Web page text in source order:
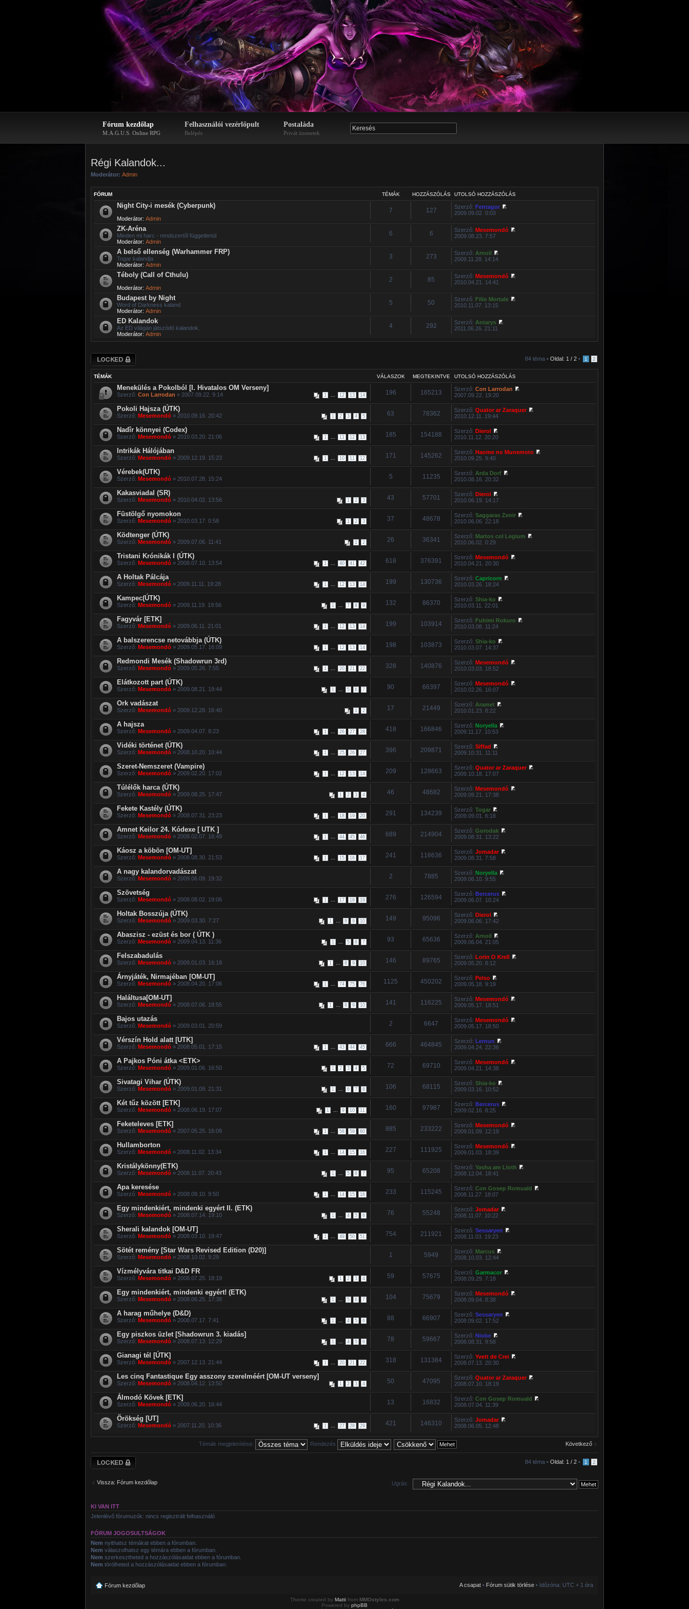
Fórum kezdőlap
M.A.G.U.S. Online RPG
Felhasználói vezérlőpult
Belépés
Postaláda
Privát üzenetek
Régi Kalandok...
Moderátor: Admin
FÓRUM TÉMÁK HOZZÁSZÓLÁS UTOLSÓ HOZZÁSZÓLÁS
Night City-i mesék (Cyberpunk)
Moderátor: Admin
7 127 Szerző:Fentagor
2009.09.02. 0:03
ZK-Aréna
Minden mi harc - rendszertől függetlenül
Moderátor: Admin
6 6 Szerző:Mesemondó
2009.08.23. 7:57
A belső ellenség (Warhammer FRP)
Togar kalandja
Moderátor: Admin
3 273 Szerző: Arnoil
2009.11.28. 14:14
Téboly (Call of Cthulu)
Moderátor: Admin
2 85 Szerző:Mesemondó
2010.04.21. 14:41
Budapest by Night
Word of Darkness kaland
Moderátor: Admin
5 50 Szerző: Filio Mortale
2010.11.07. 13:15
ED Kalandok
Az ED világán játszódó kalandok.
Moderátor: Admin
4 292 Szerző: Antarys
2011.06.26. 21:11
Lezárt fórum 84 téma • Oldal: 1 / 2 • 1 2
TÉMÁK VÁLASZOK MEGTEKINTVE UTOLSÓ HOZZÁSZÓLÁS
Menekülés a Pokolból [I. Hivatalos OM Verseny]
1 12 13 14
Szerző: Con Larrodan » 2007.09.22. 9:14 196 165213 Szerző:Con Larrodan
2007.09.22. 19:20
Pokoli Hajsza (ÚTK)
1 2 3 4 5
Szerző: Mesemondó » 2010.09.16. 20:42 63 78362 Szerző:Quator ar Zaraquer
2010.12.11. 19:44
Nadîr könnyei (Codex)
1 11 12 13
Szerző: Mesemondó » 2010.03.20. 21:06 185 154188 Szerző:Dierol
2010.11.12. 20:20
Intrikák Hálójában
1 10 11 12
Szerző: Mesemondó » 2009.12.19. 15:23 171 145262 Szerző:Haome no Munemoto
2010.09.25. 9:40
Vérebek(UTK)
Szerző: Mesemondó » 2010.07.28. 15:24 5 11235 Szerző: Arda Dorf
2010.08.16. 20:32
Kakasviadal (SR)
1 2 3
Szerző: Mesemondó » 2010.04.02. 13:56 43 57701 Szerző:Dierol
2010.06.19. 14:17
Füstölgő nyomokon
1 2 3
Szerző: Mesemondó » 2010.03.17. 0:58 37 48678 Szerző:Saggaras Zenir
2010.06.06. 22:18
Ködtenger (ÚTK)
1 2
Szerző: Mesemondó » 2009.07.06. 11:41 26 36341 Szerző: Martos col Legium
2010.06.02. 0:29
Tristani Krónikák I (ÚTK)
1 40 41 42
Szerző: Mesemondó » 2008.07.10. 13:54 618 376391 Szerző:Mesemondó
2010.04.21. 20:30
A Holtak Pálcája
1 12 13 14
Szerző: Mesemondó » 2009.11.11. 19:28 199 130736 Szerző:Capricorn
2010.03.26. 18:24
Kampec(ÚTK)
1 7 8 9
Szerző: Mesemondó » 2009.11.19. 19:56 132 86370 Szerző:Shia-ko
2010.03.11. 22:01
Fagyvár [ETK]
1 12 13 14
Szerző: Mesemondó » 2009.06.11. 21:01 199 103914 Szerző: Fuhimi Rokuro
2010.03.08. 11:24
A balszerencse netovábbja (ÚTK)
1 12 13 14
Szerző: Mesemondó » 2009.05.17. 16:09 198 103873 Szerző:Shia-ko
2010.03.07. 14:37
Redmondi Mesék (Shadowrun 3rd)
1 20 21 22
Szerző: Mesemondó » 2009.05.26. 7:55 328 140876 Szerző:Mesemondó
2010.03.03. 18:52
Elátkozott part (ÚTK)
1 5 6 7
Szerző: Mesemondó » 2009.08.21. 19:44 90 66397 Szerző:Mesemondó
2010.02.26. 16:07
Ork vadászat
1 2
Szerző: Mesemondó » 2009.12.28. 16:40 17 21449 Szerző: Aramet
2010.01.23. 8:22
A hajsza
1 26 27 28
Szerző: Mesemondó » 2009.04.07. 8:23 418 166846 Szerző:Noryella
2009.11.17. 10:53
Vidéki történet (ÚTK)
1 25 26 27
Szerző: Mesemondó » 2008.10.20. 10:44 396 209871 Szerző:Siffad
2009.10.31. 11:11
Szeret-Nemszeret (Vampire)
1 12 13 14
Szerző: Mesemondó » 2009.02.20. 17:02 209 128663 Szerző:Quator ar Zaraquer
2009.10.18. 17:07
Túlélők harca (ÚTK)
1 2 3 4
Szerző: Mesemondó » 2009.08.25. 17:47 46 48682 Szerző:Mesemondó
2009.09.21. 17:38
Fekete Kastély (ÚTK)
1 18 19 20
Szerző: Mesemondó » 2008.07.31. 23:23 291 134239 Szerző:Togar
2009.09.01. 6:18
Amnet Keilor 24. Kódexe [ UTK ]
1 44 45 46
Szerző: Mesemondó » 2008.02.07. 16:49 689 214904 Szerző:Gorodak
2009.08.31. 13:22
Káosz a köbön [OM-UT]
1 15 16 17
Szerző: Mesemondó » 2008.08.30. 21:53 241 116636 Szerző:Jomadar
2009.08.31. 7:58
A nagy kalandorvadászat
Szerző: Mesemondó » 2009.06.09. 19:32 2 7885 Szerző:Noryella
2009.06.10. 9:55
Szövetség
1 17 18 19
Szerző: Mesemondó » 2008.08.02. 19:06 276 126594 Szerző:Bercerus
2009.06.07. 10:24
Holtak Bosszúja (ÚTK)
1 8 9 10
Szerző: Mesemondó » 2009.03.30. 7:27 149 95096 Szerző:Dierol
2009.06.06. 17:42
Abaszisz - ezüst és bor ( ÚTK )
1 5 6 7
Szerző: Mesemondó » 2009.04.13. 11:36 93 65636 Szerző: Arnoil
2009.06.04. 21:05
Felszabadulás
1 8 9 10
Szerző: Mesemondó » 2009.01.03. 16:18 146 89765 Szerző:Lorin O Krell
2009.05.20. 8:12
Árnyjáték, Nirmajéban [OM-UT]
1 74 75 76
Szerző: Mesemondó » 2008.04.20. 17:06 1125 450202 Szerző:Pelso
2009.05.18. 9:19
Haláltusa[OM-UT]
1 8 9 10
Szerző: Mesemondó » 2008.07.06. 18:55 141 116225 Szerző:Mesemondó
2009.05.17. 18:51
Bajos utazás
Szerző: Mesemondó » 2009.03.01. 20:59 2 6647 Szerző:Mesemondó
2009.05.17. 18:50
Vérszín Hold alatt [UTK]
1 43 44 45
Szerző: Mesemondó » 2008.05.01. 17:15 666 464845 Szerző:Lernun
2009.04.24. 22:36
A Pajkos Póni átka <ETK>
1 2 3 4 5
Szerző: Mesemondó » 2009.01.06. 16:50 72 69710 Szerző:Mesemondó
2009.04.21. 14:38
Sivatagi Vihar (ÚTK)
1 6 7 8
Szerző: Mesemondó » 2009.01.09. 21:31 106 68115 Szerző:Shia-ko
2009.03.16. 10:52
Két tűz között [ETK]
1 9 10 11
Szerző: Mesemondó » 2008.06.19. 17:07 160 97987 Szerző:Bercerus
2009.02.16. 8:25
Feketeleves [ETK]
1 58 59 60
Szerző: Mesemondó » 2007.05.25. 16:08 885 233222 Szerző:Mesemondó
2009.01.09. 12:19
Hullamborton
1 14 15 16
Szerző: Mesemondó » 2008.11.02. 13:34 227 111925 Szerző:Mesemondó
2009.01.03. 18:39
Kristálykönny(ETK)
1 5 6 7
Szerző: Mesemondó » 2008.11.07. 20:43 95 65208 Szerző:Yasha am Lloth
2008.12.04. 18:41
Apa keresése
1 14 15 16
Szerző: Mesemondó » 2008.09.10. 9:50 233 115245 Szerző:Con Gosep Romuald
2008.11.27. 18:07
Egy mindenkiért, mindenki egyért II. (ETK)
1 4 5 6
Szerző: Mesemondó » 2008.07.14. 19:10 76 55248 Szerző:Jomadar
2008.11.07. 10:22
Sherali kalandok [OM-UT]
1 49 50 51
Szerző: Mesemondó » 2008.03.10. 19:47 754 211921 Szerző:Sessaryen
2008.11.03. 19:23
Sötét remény [Star Wars Revised Edition (D20)]
Szerző: Mesemondó » 2008.10.02. 9:29 1 5949 Szerző: Marcus
2008.10.03. 12:44
Vízmélyvára titkai D&D FR
1 2 3 4
Szerző: Mesemondó » 2008.07.25. 18:19 59 57675 Szerző:Garmacor
2008.09.29. 7:18
Egy mindenkiért, mindenki egyért! (ETK)
1 5 6 7
Szerző: Mesemondó » 2008.06.25. 17:38 104 75679 Szerző:Mesemondó
2008.09.04. 8:38
A harag műhelye (D&D)
1 4 5 6
Szerző: Mesemondó » 2008.07.17. 7:41 88 66907 Szerző:Sessaryen
2008.09.02. 17:52
Egy piszkos üzlet [Shadowrun 3. kiadás]
1 4 5 6
Szerző: Mesemondó » 2008.07.13. 12:29 78 59667 Szerző:Niobe
2008.08.31. 9:58
Gianagi tél [ÚTK]
1 20 21 22
Szerző: Mesemondó » 2007.12.13. 21:44 318 131384 Szerző:Yvett de Crei
2008.07.13. 20:30
Les cinq Fantastique Egy asszony szerelméért [OM-UT verseny]
1 2 3 4
Szerző: Mesemondó » 2008.04.12. 13:50 50 47095 Szerző:Quator ar Zaraquer
2008.07.10. 18:19
Álmodó Kövek [ETK]
Szerző: Mesemondó » 2008.06.20. 16:44 13 16832 Szerző:Con Gosep Romuald
2008.07.04. 11:39
Örökség [UT]
1 27 28 29
Szerző: Mesemondó » 2007.11.20. 10:36 421 146310 Szerző:Jomadar
2008.06.05. 12:48
Következő
Témák megjelenítése: Rendezés
Lezárt fórum 84 téma • Oldal: 1 / 2 • 1 2
Vissza: Fórum kezdőlap Ugrás:
KI VAN ITT
Jelenlévő fórumuzók: nincs regisztrált felhasználó
FÓRUM JOGOSULTSÁGOK
Nem nyithatsz témákat ebben a fórumban.
Nem válaszolhatsz egy témára ebben a fórumban.
Nem szerkesztheted a hozzászólásaidat ebben a fórumban.
Nem törölheted a hozzászólásaidat ebben a fórumban.
Fórum kezdőlap A csapat • Fórum sütik törlése • Időzóna: UTC + 1 óra
Theme created by Mattifrom MMOstyles.com
Powered by phpBB